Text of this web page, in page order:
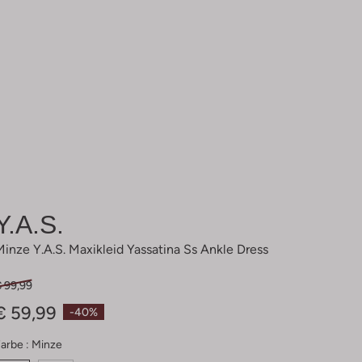
Y.a.s. Maxikleid Yassatina Ss Ankle Dress
-40%
99,99
59,99
: Minze